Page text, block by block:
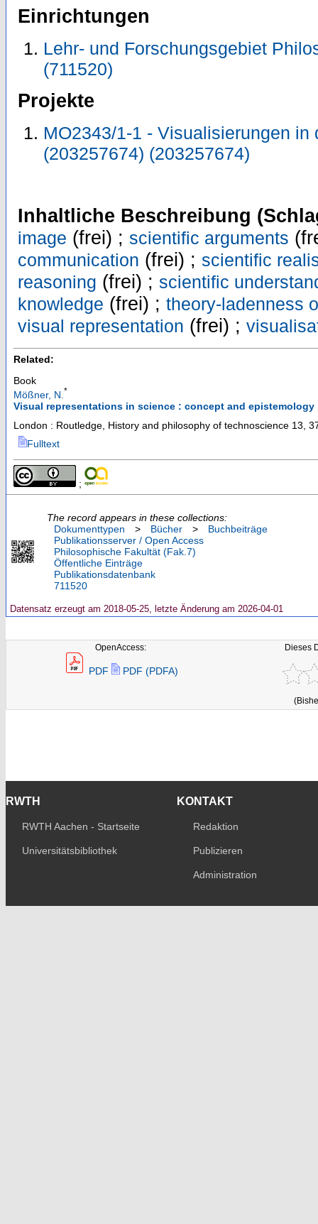
Einrichtungen
Lehr- und Forschungsgebiet
(711520)
Projekte
MO2343/1-1 - Visualisierungen
(203257674) (203257674)
Inhaltliche Beschreibung
image (frei) ; scientific arguments
communication (frei) ; scientific
reasoning (frei) ; scientific
knowledge (frei) ; theory-ladenness
visual representation (frei) ;
Related:
Book
Mößner, N. *
Visual representations in science : concept and epistemology
London : Routledge, History and philosophy of technoscience 13
Fulltext
;
The record appears in these collections:
Dokumenttypen
> Bücher >
Buchbeiträge
Publikationsserver / Open Access
Philosophische Fakultät (Fak.7)
Öffentliche Einträge
Publikationsdatenbank
711520
Datensatz erzeugt am 2018-05-25, letzte Änderung am 2026-04-01
OpenAccess:
PDF PDF (PDFA)
Dieses
RWTH
RWTH Aachen - Startseite
Universitätsbibliothek
KONTAKT
Redaktion
Publizieren
Administration